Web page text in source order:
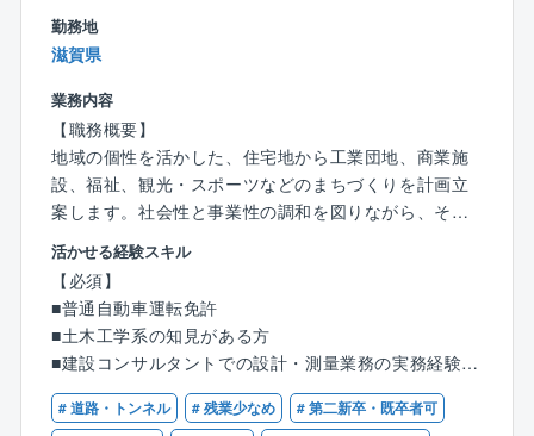
・騒音、振動、水質、底質、大気質、悪臭、土壌汚染
・動物、植物、生態系、地形・地質、景観
・自然環境保全協定、自然公園法許認可
・エコロード、多自然型河川
■構造物点検調査
老朽化した土木構造物は、適切な点検を行って更新ま
す。
・橋梁点検
・河川巡視点検
・道路構造物点検
■その他調査
勤務地
滋賀県
業務内容
【職務概要】
地域の個性を活かした、住宅地から工業団地、商業施
設、福祉、観光・スポーツなどのまちづくりを計画立
案します。社会性と事業性の調和を図りながら、そこ
で暮らす人たちの視点に立った安全で魅力あるまちづ
くりを推進します。
また、公共施設をはじめ商業施設やオフィス、工場、
福祉施設などさまざまな建築物の設計・工事監理など
もご担当いただきます。景観や自然環境に配慮した意
匠、利便性や経済性にも考慮し、その地域に合った建
物を追求します。
活かせる経験スキル
【必須】
■普通自動車運転免許
■土木工学系の知見がある方
■建設コンサルタントでの設計・測量業務の実務経験1
～2年以上
# 道路・トンネル # 残業少なめ
# 第二新卒・既卒者可